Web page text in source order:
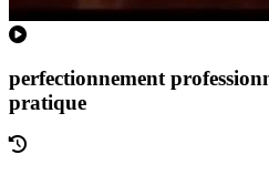
perfectionnement
pratique